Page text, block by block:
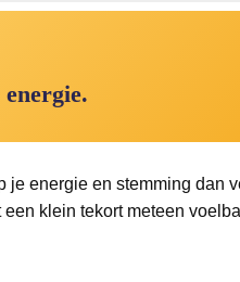
energie en stemming dan
klein tekort meteen